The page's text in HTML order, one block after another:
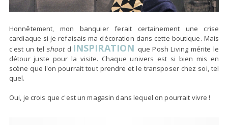
Honnêtement, mon banquier ferait certainement une crise
cardiaque si je refaisais ma décoration dans cette boutique. Mais
c'est un telshoot d'INSPIRATION que Posh Living mérite le
détour juste pour la visite. Chaque univers est si bien mis en
scène que l'on pourrait tout prendre et le transposer chez soi, tel
quel.
Oui, je crois que c'est un magasin dans lequel on pourrait vivre !